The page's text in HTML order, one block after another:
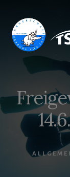
content